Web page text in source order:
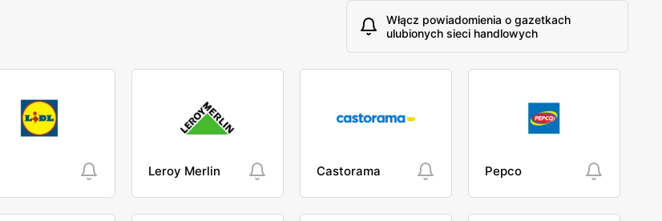
Włącz powiadomienia o gazetkach
ulubionych sieci handlowych
Leroy Merlin Castorama Pepco